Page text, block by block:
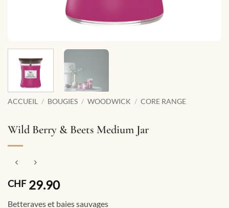
ACCUEIL / BOUGIES / WOODWICK / CORE RANGE
Wild Berry & Beets Medium Jar
CHF29.90
Betteraves et baies sauvages